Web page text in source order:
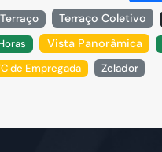
Terraço Terraço Coletivo
Vista Panorâmica
de Empregada
Zelador